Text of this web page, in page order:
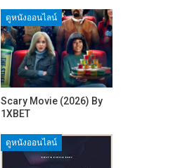
ดูหนังออนไลน์
Scary Movie (2026) By
1XBET
ดูหนังออนไลน์